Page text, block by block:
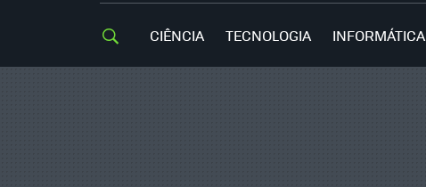
CIÊNCIA TECNOLOGIA INFORMÁTICA